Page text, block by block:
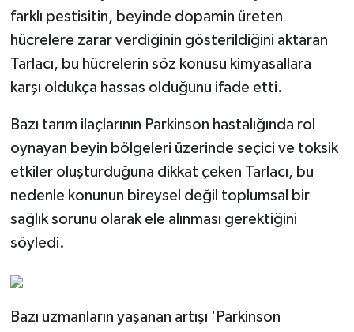
farklı pestisitin, beyinde dopamin üreten
hücrelere zarar verdiğinin gösterildiğini aktaran
Tarlacı, bu hücrelerin söz konusu kimyasallara
karşı oldukça hassas olduğunu ifade etti.
Bazı tarım ilaçlarının Parkinson hastalığında rol
oynayan beyin bölgeleri üzerinde seçici ve toksik
etkiler oluşturduğuna dikkat çeken Tarlacı, bu
nedenle konunun bireysel değil toplumsal bir
sağlık sorunu olarak ele alınması gerektiğini
söyledi.
Bazı uzmanların yaşanan artışı 'Parkinson